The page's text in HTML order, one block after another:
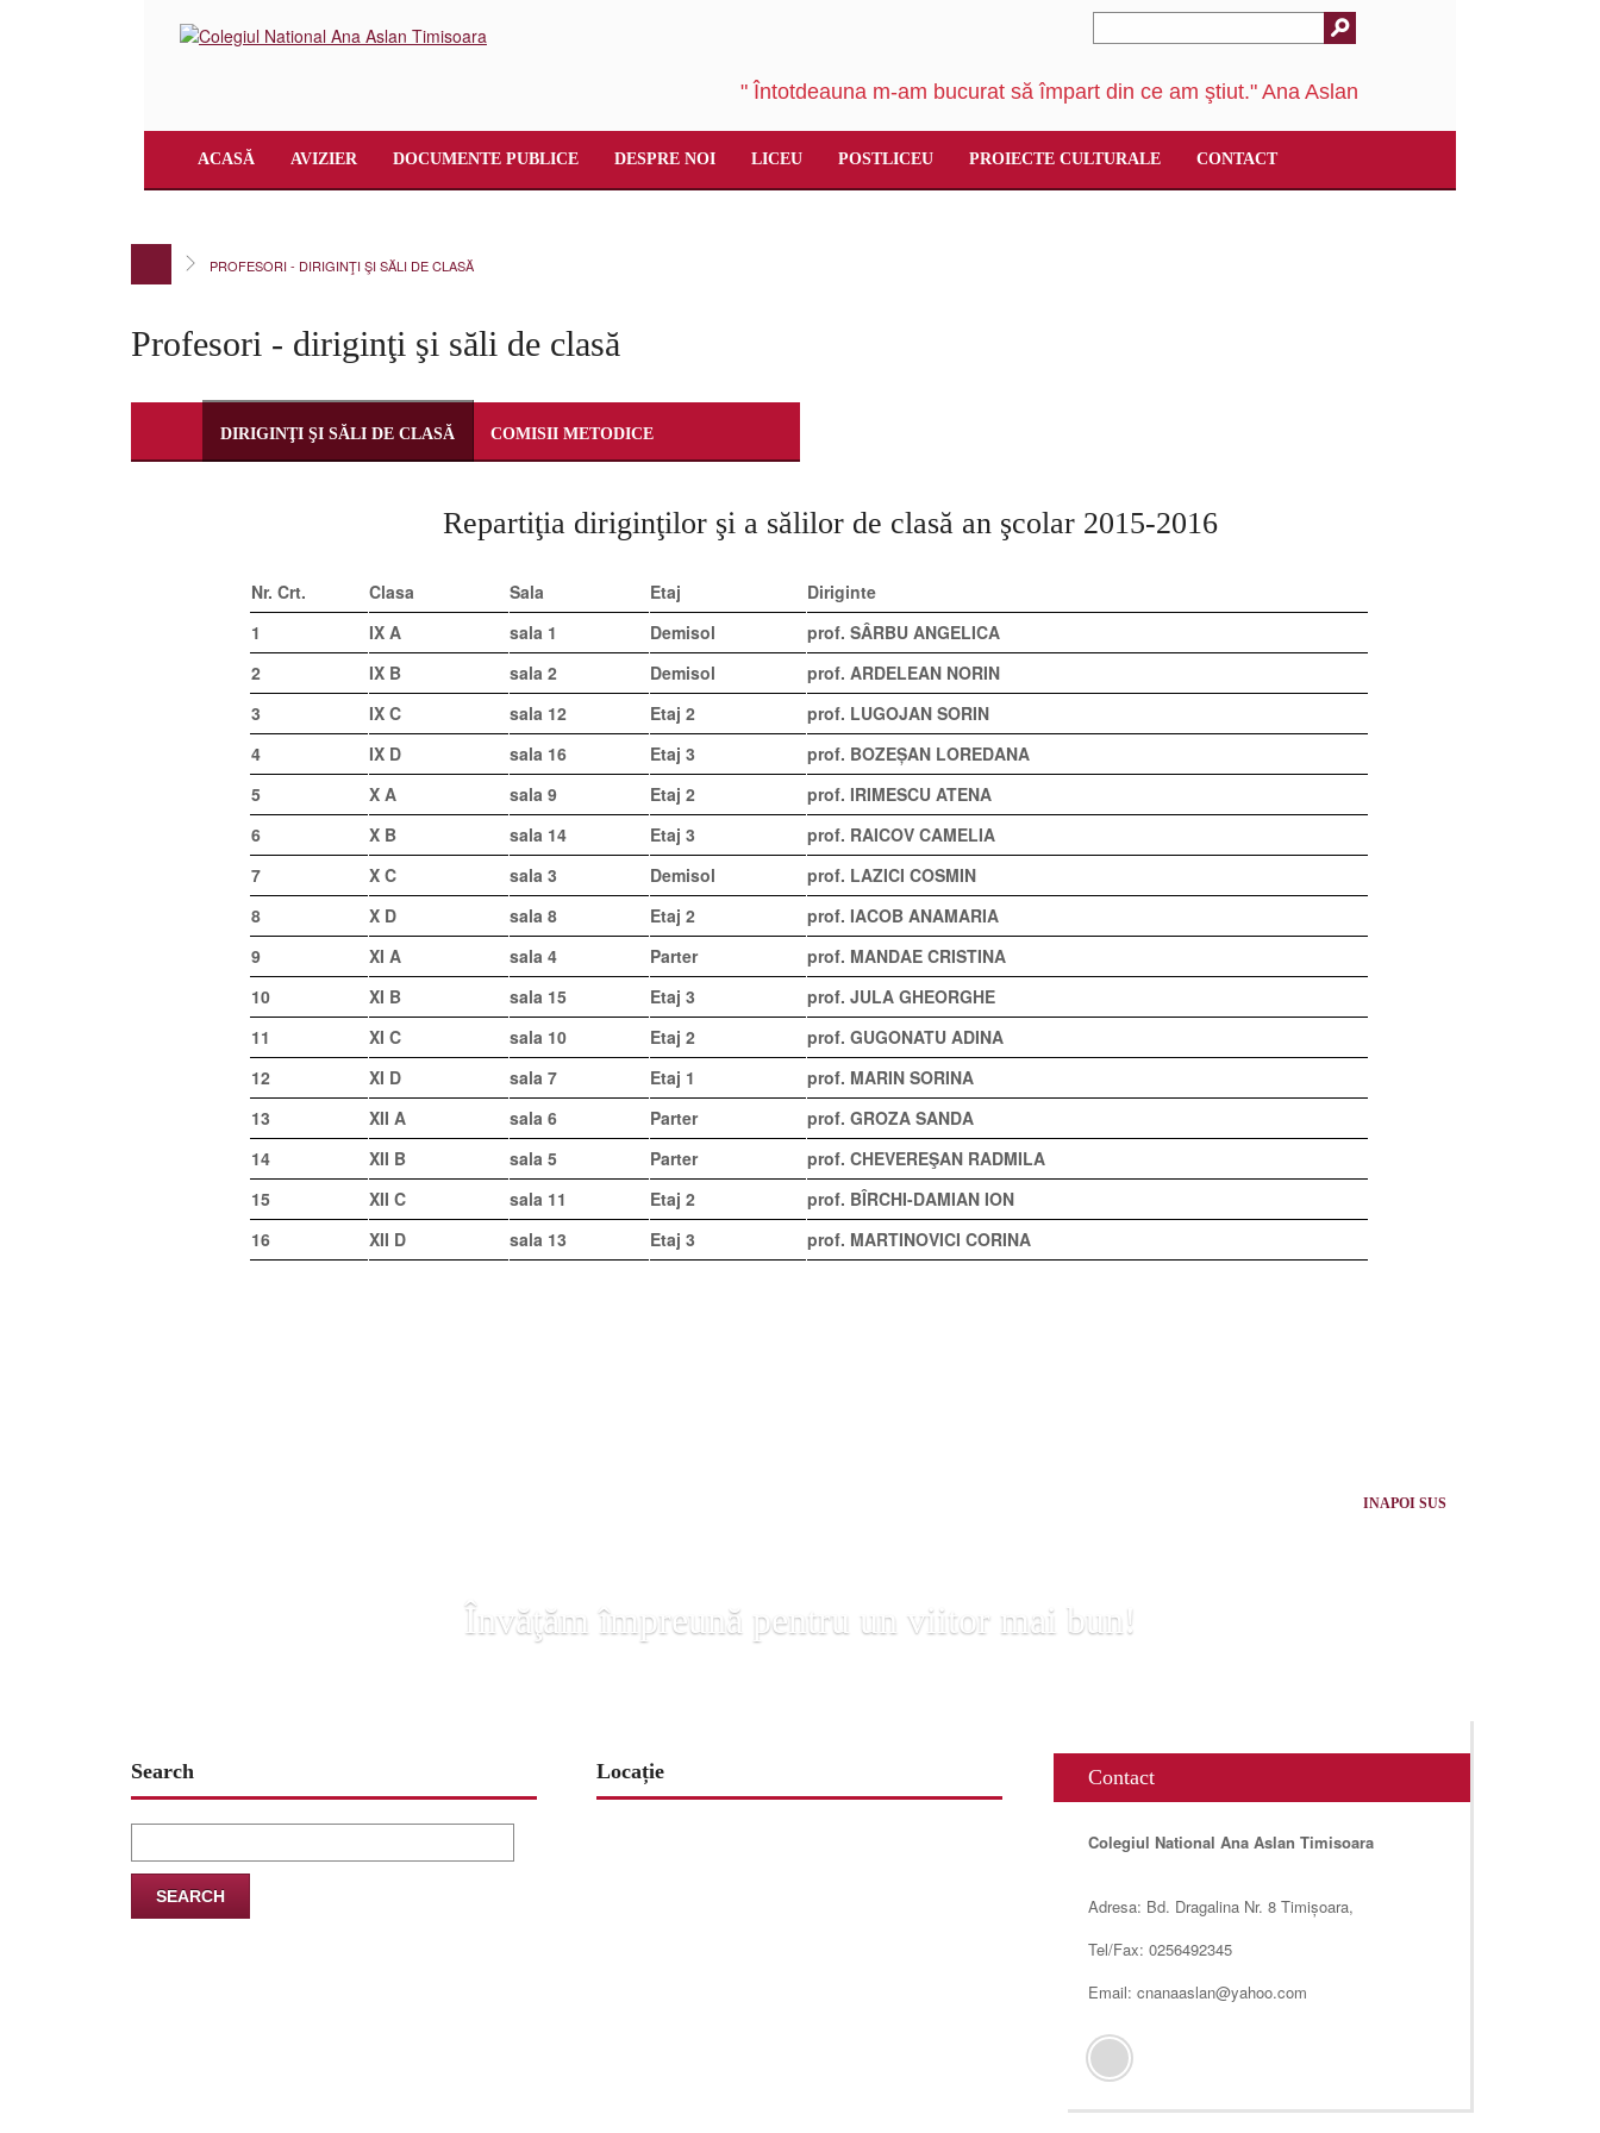
" Întotdeauna m-am bucurat să împart din ce am ştiut." Ana Aslan
ACASĂ AVIZIER DOCUMENTE PUBLICE DESPRE NOI LICEU POSTLICEU PROIECTE CULTURALE CONTACT
PROFESORI - DIRIGINŢI ŞI SĂLI DE CLASĂ
Profesori - diriginţi şi săli de clasă
DIRIGINŢI ŞI SĂLI DE CLASĂ COMISII METODICE
Repartiţia diriginţilor şi a sălilor de clasă an şcolar 2015-2016
Nr. Crt. Clasa Sala Etaj
Diriginte
1
IX A sala 1 Demisol prof. SÂRBU ANGELICA
2
IX B sala 2 Demisol prof. ARDELEAN NORIN
3
IX C sala 12 Etaj 2
prof. LUGOJAN SORIN
4
IX D sala 16 Etaj 3
prof. BOZEȘAN LOREDANA
5
X A sala 9 Etaj 2
prof. IRIMESCU ATENA
6
X B sala 14 Etaj 3 prof. RAICOV CAMELIA
7
X C sala 3 Demisol prof. LAZICI COSMIN
8
X D sala 8 Etaj 2 prof. IACOB ANAMARIA
9
XI A sala 4 Parter
prof. MANDAE CRISTINA
10
XI B sala 15 Etaj 3 prof. JULA GHEORGHE
11
XI C sala 10 Etaj 2 prof. GUGONATU ADINA
12
XI D sala 7 Etaj 1
prof. MARIN SORINA
13
XII A sala 6 Parter prof. GROZA SANDA
14
XII B sala 5 Parter
prof. CHEVEREŞAN RADMILA
15
XII C sala 11 Etaj 2 prof. BÎRCHI-DAMIAN ION
16
XII D sala 13 Etaj 3 prof. MARTINOVICI CORINA
INAPOI SUS
Învăţăm împreună pentru un viitor mai bun!
Search
for:
Locație Contact
Colegiul National Ana Aslan Timisoara
Adresa: Bd. Dragalina Nr. 8 Timișoara,
Tel/Fax: 0256492345
Email: cnanaaslan@yahoo.com